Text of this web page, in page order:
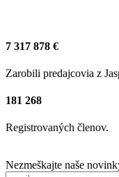
7 317 878 €
Zarobili predajcovia z
181 268
Registrovaných členov.
Nezmeškajte naše